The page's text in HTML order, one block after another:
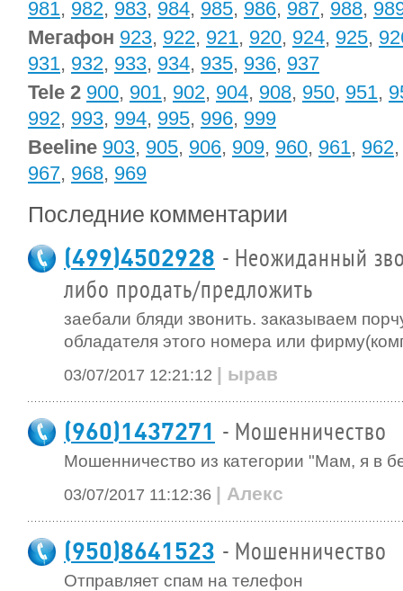
981, 982, 983, 984, 985, 986, 987, 988,
Мегафон 923, 922, 921, 920, 924, 925,
931, 932, 933, 934, 935, 936, 937
Tele 2 900, 901, 902, 904, 908, 950, 951,
992, 993, 994, 995, 996, 999
Beeline 903, 905, 906, 909, 960, 961, 962
967, 968, 969
Последние комментарии
(499)4502928 - Неожиданный
либо продать/предложить
заебали бляди звонить. заказываем
обладателя этого номера или
03/07/2017 12:21:12 | ырав
(960)1437271 - Мошенничество
Мошенничество из категории "Мам, я в
03/07/2017 11:12:36 | Алекс
(950)8641523 - Мошенничество
Отправляет спам на телефон